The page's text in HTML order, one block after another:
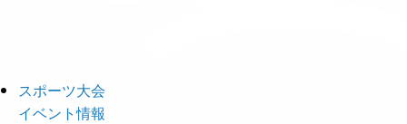
スポーツ大会
イベント情報